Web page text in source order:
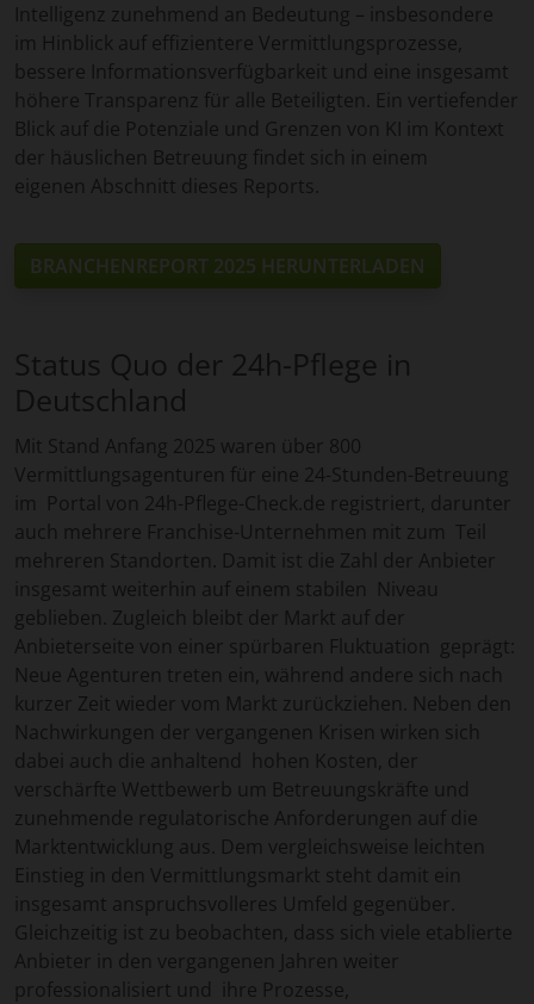
Intelligenz zunehmend an Bedeutung – insbesondere
im Hinblick auf effizientere Vermittlungsprozesse,
bessere Informationsverfügbarkeit und eine insgesamt
höhere Transparenz für alle Beteiligten. Ein vertiefender
Blick auf die Potenziale und Grenzen von KI im Kontext
der häuslichen Betreuung findet sich in einem
eigenen Abschnitt dieses Reports.
BRANCHENREPORT 2025 HERUNTERLADEN
Status Quo der 24h-Pflege in
Deutschland
Mit Stand Anfang 2025 waren über 800
Vermittlungsagenturen für eine 24-Stunden-Betreuung
im Portal von 24h-Pflege-Check.de registriert, darunter
auch mehrere Franchise-Unternehmen mit zum Teil
mehreren Standorten. Damit ist die Zahl der Anbieter
insgesamt weiterhin auf einem stabilen Niveau
geblieben. Zugleich bleibt der Markt auf der
Anbieterseite von einer spürbaren Fluktuation geprägt:
Neue Agenturen treten ein, während andere sich nach
kurzer Zeit wieder vom Markt zurückziehen. Neben den
Nachwirkungen der vergangenen Krisen wirken sich
dabei auch die anhaltend hohen Kosten, der
verschärfte Wettbewerb um Betreuungskräfte und
zunehmende regulatorische Anforderungen auf die
Marktentwicklung aus. Dem vergleichsweise leichten
Einstieg in den Vermittlungsmarkt steht damit ein
insgesamt anspruchsvolleres Umfeld gegenüber.
Gleichzeitig ist zu beobachten, dass sich viele etablierte
Anbieter in den vergangenen Jahren weiter
professionalisiert und ihre Prozesse,